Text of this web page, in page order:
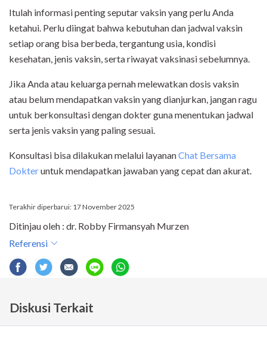
Itulah informasi penting seputar vaksin yang perlu Anda
ketahui. Perlu diingat bahwa kebutuhan dan jadwal vaksin
setiap orang bisa berbeda, tergantung usia, kondisi
kesehatan, jenis vaksin, serta riwayat vaksinasi sebelumnya.
Jika Anda atau keluarga pernah melewatkan dosis vaksin
atau belum mendapatkan vaksin yang dianjurkan, jangan ragu
untuk berkonsultasi dengan dokter guna menentukan jadwal
serta jenis vaksin yang paling sesuai.
Konsultasi bisa dilakukan melalui layananChat Bersama
Dokteruntuk mendapatkan jawaban yang cepat dan akurat.
Terakhir diperbarui: 17 November 2025